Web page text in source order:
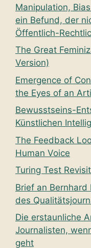
Manipulation,
ein Befund, der
Öffentlich-
The Great
Version)
Emergence of
the Eyes of an
Bewusstseins-
Künstlichen
The Feedback
Human Voice
Turing Test
Brief an Bernhard
des
Die erstaunliche
Journalisten,
geht